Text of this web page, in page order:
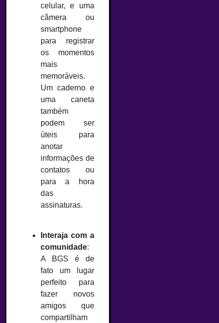
celular, e uma
câmera ou
smartphone
para registrar
os momentos
mais
memoráveis.
Um caderno e
uma caneta
também
podem ser
úteis para
anotar
informações de
contatos ou
para a hora
das
assinaturas.
Interaja com a
comunidade:
A BGS é de
fato um lugar
perfeito para
fazer novos
amigos que
compartilham